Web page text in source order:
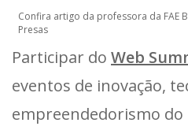
Confira artigo da professora da FAE
Presas
Participar do Web
eventos de inovação,
empreendedorismo